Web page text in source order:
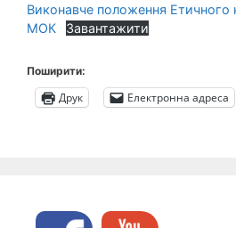
Виконавче положення Етичного
МОК
Завантажити
Поширити:
Друк Електронна адреса